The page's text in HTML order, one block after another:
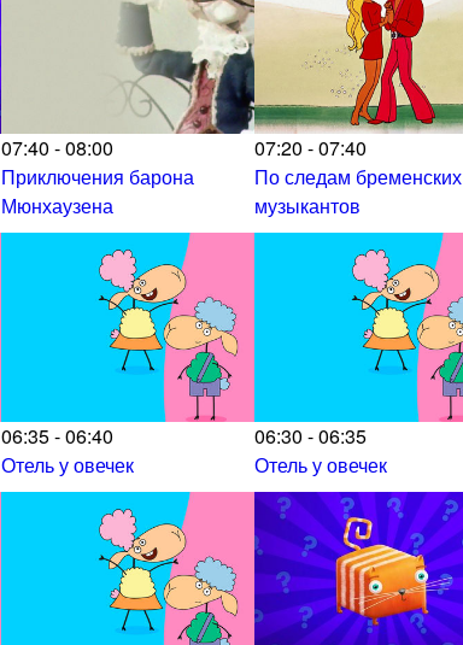
07:40 - 08:00
Приключения барона
Мюнхаузена
07:20 - 07:40
По следам бременских
музыкантов
06:35 - 06:40
Отель у овечек
06:30 - 06:35
Отель у овечек